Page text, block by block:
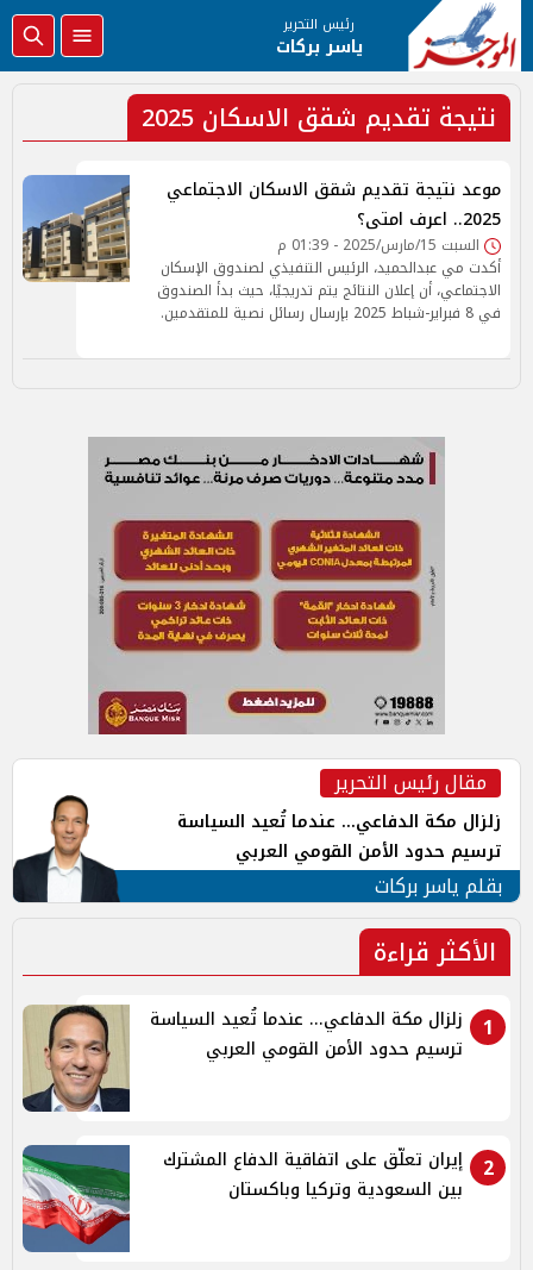
رئيس التحرير
ياسر بركات
نتيجة تقديم شقق الاسكان 2025
موعد نتيجة تقديم شقق الاسكان الاجتماعي
2025.. اعرف امتى؟
السبت 15/مارس/2025 - 01:39 م
أكدت مي عبدالحميد، الرئيس التنفيذي لصندوق الإسكان
الاجتماعي، أن إعلان النتائج يتم تدريجيًا، حيث بدأ الصندوق
في 8 فبراير-شباط 2025 بإرسال رسائل نصية للمتقدمين.
مقال رئيس التحرير
زلزال مكة الدفاعي... عندما تُعيد السياسة
ترسيم حدود الأمن القومي العربي
بقلم ياسر بركات
الأكثر قراءة
1
زلزال مكة الدفاعي... عندما تُعيد السياسة
ترسيم حدود الأمن القومي العربي
2
إيران تعلّق على اتفاقية الدفاع المشترك
بين السعودية وتركيا وباكستان